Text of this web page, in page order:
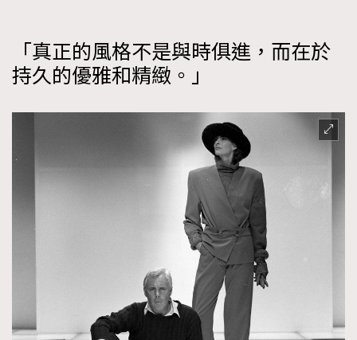
AFrenchMind
DressLikeAParisienne
EmpowerF
FashionWeek FigaroAesthetic
「真正的風格不是與時俱進，而在於
持久的優雅和精緻。」